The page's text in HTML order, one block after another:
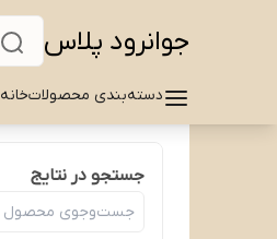
جوانرود پلاس
دسته‌بندی محصولاتخانه
جستجو در نتایج